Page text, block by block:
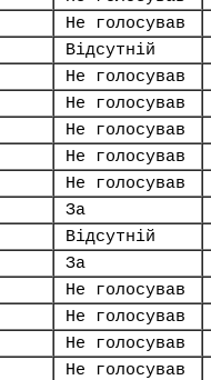
Не голосував
Відсутній
Не голосував
Не голосував
Не голосував
Не голосував
Не голосував
За
Відсутній
За
Не голосував
Не голосував
Не голосував
Не голосував